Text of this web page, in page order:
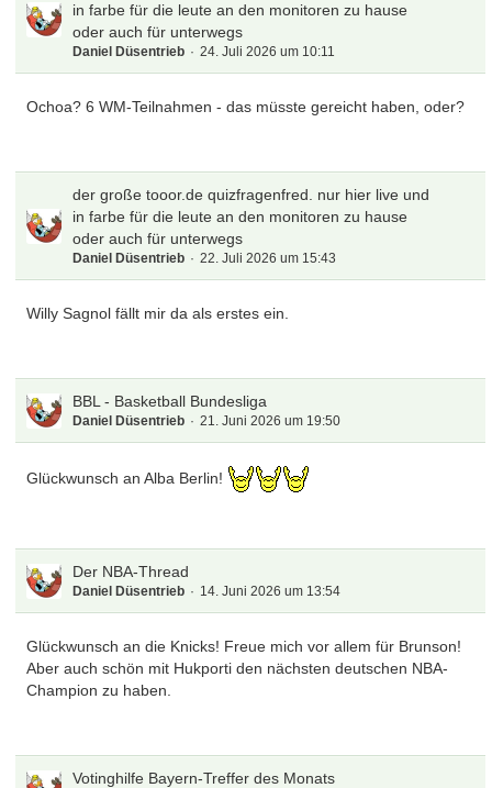
in farbe für die leute an den monitoren zu hause
oder auch für unterwegs
Daniel Düsentrieb 24. Juli 2026 um 10:11
Ochoa? 6 WM-Teilnahmen - das müsste gereicht haben, oder?
der große tooor.de quizfragenfred. nur hier live und
in farbe für die leute an den monitoren zu hause
oder auch für unterwegs
Daniel Düsentrieb 22. Juli 2026 um 15:43
Willy Sagnol fällt mir da als erstes ein.
BBL - Basketball Bundesliga
Daniel Düsentrieb 21. Juni 2026 um 19:50
Glückwunsch an Alba Berlin!
Der NBA-Thread
Daniel Düsentrieb 14. Juni 2026 um 13:54
Glückwunsch an die Knicks! Freue mich vor allem für Brunson!
Aber auch schön mit Hukporti den nächsten deutschen NBA-
Champion zu haben.
Votinghilfe Bayern-Treffer des Monats